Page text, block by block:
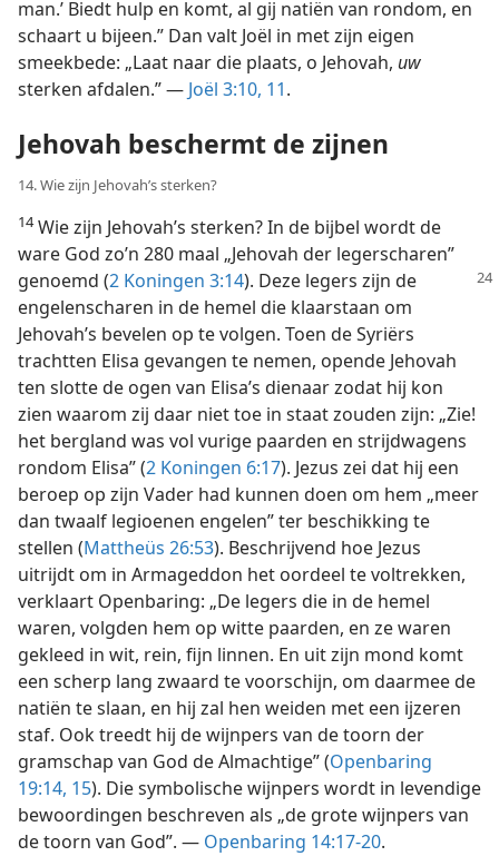
man.’ Biedt hulp en komt, al gij natiën van rondom, en
schaart u bijeen.” Dan valt Joël in met zijn eigen
smeekbede: „Laat naar die plaats, o Jehovah, uw
sterken afdalen.” — Joël 3:10, 11.
Jehovah beschermt de zijnen
14. Wie zijn Jehovah’s sterken?
14Wie zijn Jehovah’s sterken? In de bijbel wordt de
ware God zo’n 280 maal „Jehovah der legerscharen”
genoemd (2 Koningen 3:14). Deze legers zijn de
engelenscharen in de hemel die klaarstaan om
Jehovah’s bevelen op te volgen. Toen de Syriërs
trachtten Elisa gevangen te nemen, opende Jehovah
ten slotte de ogen van Elisa’s dienaar zodat hij kon
zien waarom zij daar niet toe in staat zouden zijn: „Zie!
het bergland was vol vurige paarden en strijdwagens
rondom Elisa” (2 Koningen 6:17). Jezus zei dat hij een
beroep op zijn Vader had kunnen doen om hem „meer
dan twaalf legioenen engelen” ter beschikking te
stellen (Mattheüs 26:53). Beschrijvend hoe Jezus
uitrijdt om in Armageddon het oordeel te voltrekken,
verklaart Openbaring: „De legers die in de hemel
waren, volgden hem op witte paarden, en ze waren
gekleed in wit, rein, fijn linnen. En uit zijn mond komt
een scherp lang zwaard te voorschijn, om daarmee de
natiën te slaan, en hij zal hen weiden met een ijzeren
staf. Ook treedt hij de wijnpers van de toorn der
gramschap van God de Almachtige” (Openbaring
19:14, 15). Die symbolische wijnpers wordt in levendige
bewoordingen beschreven als „de grote wijnpers van
de toorn van God”. — Openbaring 14:17-20.